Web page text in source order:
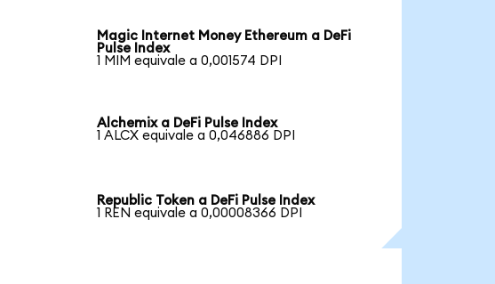
Magic Internet Money Ethereum a DeFi
Pulse Index
1 MIM equivale a 0,001574 DPI
Alchemix a DeFi Pulse Index
1 ALCX equivale a 0,046886 DPI
Republic Token a DeFi Pulse Index
1 REN equivale a 0,00008366 DPI